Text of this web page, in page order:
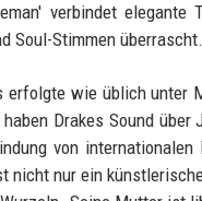
verbindet elegante
Soul-Stimmen überrascht.
erfolgte wie üblich unter
Drakes Sound
von
nicht nur ein